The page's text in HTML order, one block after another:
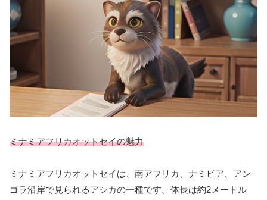
ミナミアフリカオットセイの魅力
ミナミアフリカオットセイは、南アフリカ、ナミビア、アン
ゴラ沿岸で見られるアシカの一種です。体長は約2メートル